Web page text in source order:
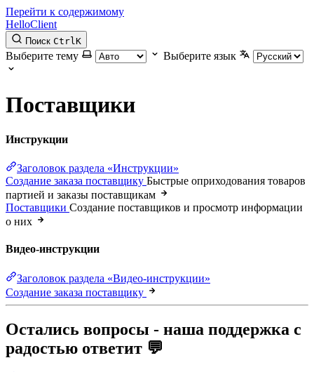
Перейти к содержимому
HelloClient
Поиск CtrlK
Выберите тему Выберите язык
Поставщики
Инструкции
Заголовок раздела «Инструкции»
Создание заказа поставщику Быстрые оприходования товаров
партией и заказы поставщикам
Поставщики Создание поставщиков и просмотр информации
о них
Видео-инструкции
Заголовок раздела «Видео-инструкции»
Создание заказа поставщику
Остались вопросы - наша поддержка с
радостью ответит 💬